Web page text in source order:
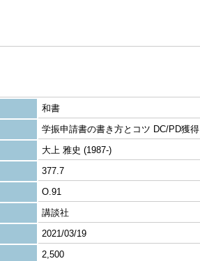
和書
学振申請書の書き方とコツ DC/PD獲
大上 雅史 (1987-)
377.7
O.91
講談社
2021/03/19
2,500